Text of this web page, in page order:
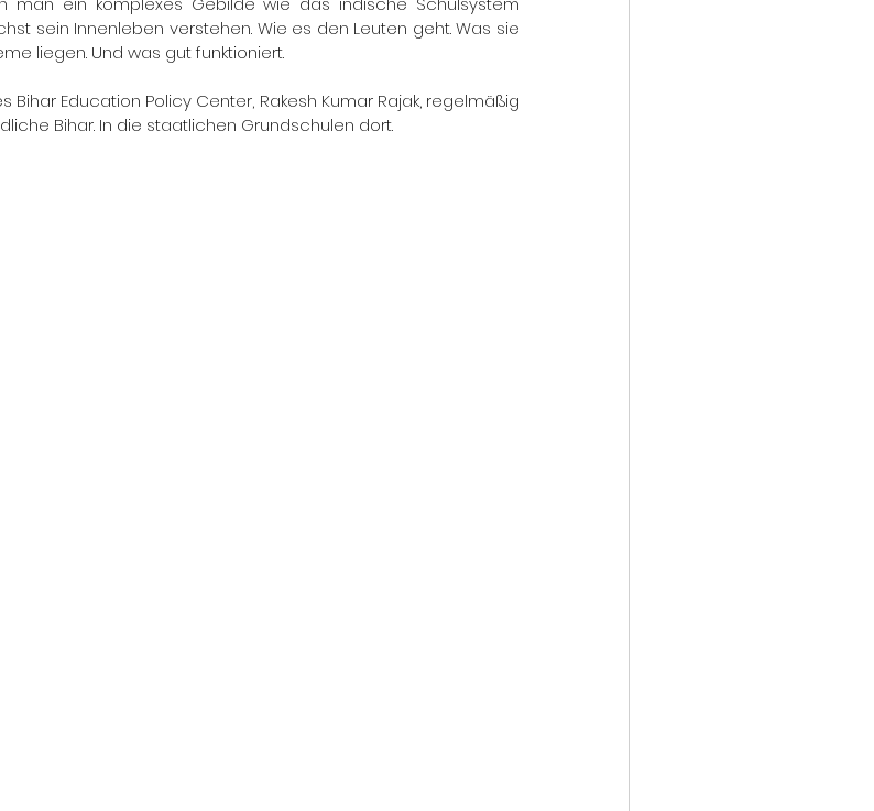
sein Innenleben verstehen. Wie es den Leuten geht. Was sie
liegen. Und was gut funktioniert.
Education Policy Center, Rakesh Kumar Rajak, regelmäßig
Bihar. In die staatlichen Grundschulen dort.